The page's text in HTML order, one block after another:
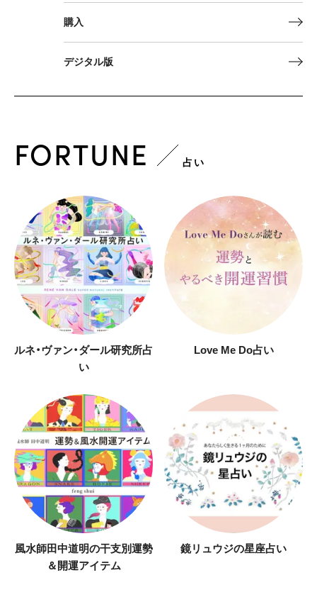
購入
デジタル版
FORTUNE 占い
ルネ・ヴァン・ダール研究所占
い
Love Me Do占い
風水師田中道明の干支別運勢
＆開運アイテム
鏡リュウジの星座占い